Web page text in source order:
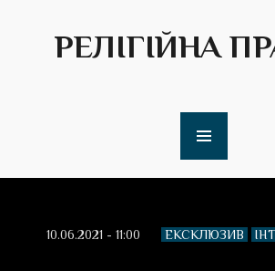
РЕЛІГІЙНА
10.06.2021 - 11:00 ЕКСКЛЮЗИВ